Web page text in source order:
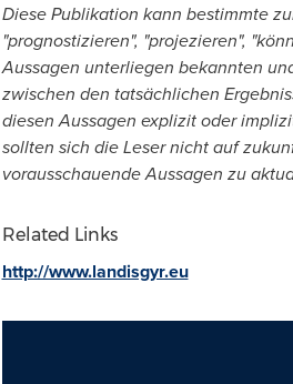
Diese Publikation kann bestimmte
"prognostizieren", "projezieren",
Aussagen unterliegen bekannten
zwischen den tatsächlichen
diesen Aussagen explizit oder
sollten sich die Leser nicht auf
vorausschauende Aussagen zu
Related Links
http://www.landisgyr.eu